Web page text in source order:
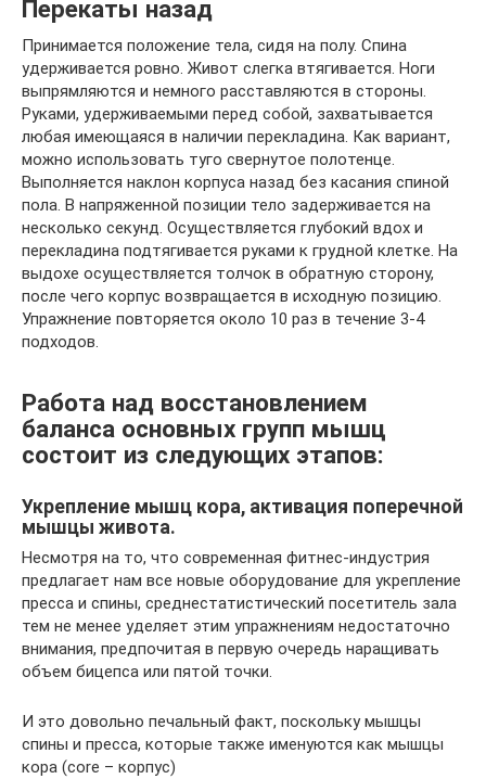
Перекаты назад
Принимается положение тела, сидя на полу. Спина
удерживается ровно. Живот слегка втягивается. Ноги
выпрямляются и немного расставляются в стороны.
Руками, удерживаемыми перед собой, захватывается
любая имеющаяся в наличии перекладина. Как вариант,
можно использовать туго свернутое полотенце.
Выполняется наклон корпуса назад без касания спиной
пола. В напряженной позиции тело задерживается на
несколько секунд. Осуществляется глубокий вдох и
перекладина подтягивается руками к грудной клетке. На
выдохе осуществляется толчок в обратную сторону,
после чего корпус возвращается в исходную позицию.
Упражнение повторяется около 10 раз в течение 3-4
подходов.
Работа над восстановлением
баланса основных групп мышц
состоит из следующих этапов:
Укрепление мышц кора, активация поперечной
мышцы живота.
Несмотря на то, что современная фитнес-индустрия
предлагает нам все новые оборудование для укрепление
пресса и спины, среднестатистический посетитель зала
тем не менее уделяет этим упражнениям недостаточно
внимания, предпочитая в первую очередь наращивать
объем бицепса или пятой точки.
И это довольно печальный факт, поскольку мышцы
спины и пресса, которые также именуются как мышцы
кора (core – корпус)